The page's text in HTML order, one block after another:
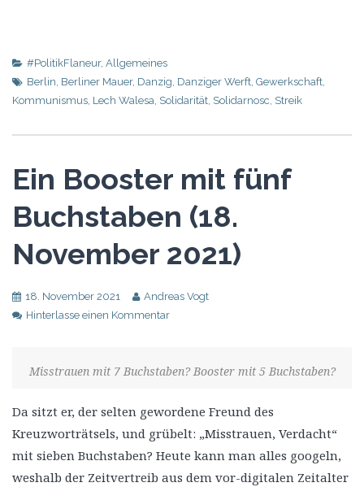
#PolitikFlaneur, Allgemeines
Berlin, Berliner Mauer, Danzig, Danziger Werft, Gewerkschaft,
Kommunismus, Lech Walesa, Solidarität, Solidarnosc, Streik
Ein Booster mit fünf
Buchstaben (18.
November 2021)
18. November 2021
Andreas Vogt
Hinterlasse einen Kommentar
Misstrauen mit 7 Buchstaben? Booster mit 5 Buchstaben?
Da sitzt er, der selten gewordene Freund des
Kreuzworträtsels, und grübelt: „Misstrauen, Verdacht“
mit sieben Buchstaben? Heute kann man alles googeln,
weshalb der Zeitvertreib aus dem vor-digitalen Zeitalter